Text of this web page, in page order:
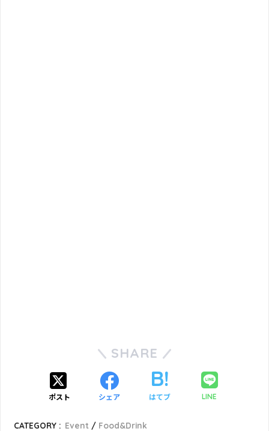
SHARE
ポスト シェア はてブ LINE
CATEGORY : Event
Food&Drink